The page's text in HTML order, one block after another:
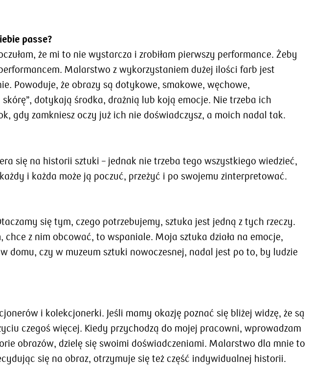
passe?
że mi to nie wystarcza i zrobiłam pierwszy performance. Żeby
Malarstwo z wykorzystaniem dużej ilości farb jest
Powoduje, że obrazy są dotykowe, smakowe, węchowe,
dotykają środka, drażnią lub koją emocje. Nie trzeba ich
gdy zamkniesz oczy już ich nie doświadczysz, a moich nadal tak.
się na historii sztuki – jednak nie trzeba tego wszystkiego wiedzieć,
i każda może ją poczuć, przeżyć i po swojemu zinterpretować.
się tym, czego potrzebujemy, sztuka jest jedną z tych rzeczy.
z nim obcować, to wspaniale. Moja sztuka działa na emocje,
domu, czy w muzeum sztuki nowoczesnej, nadal jest po to, by ludzie
i kolekcjonerki. Jeśli mamy okazję poznać się bliżej widzę, że są
czegoś więcej. Kiedy przychodzą do mojej pracowni, wprowadzam
obrazów, dzielę się swoimi doświadczeniami. Malarstwo dla mnie to
się na obraz, otrzymuje się też część indywidualnej historii.